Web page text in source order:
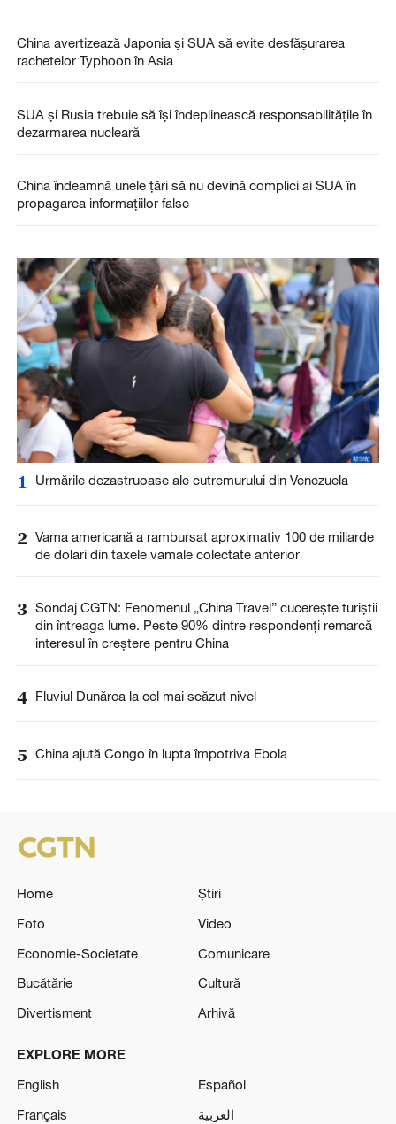
China avertizează Japonia și SUA să evite desfășurarea
rachetelor Typhoon în Asia
SUA şi Rusia trebuie să își îndeplinească responsabilităţile în
dezarmarea nucleară
China îndeamnă unele țări să nu devină complici ai SUA în
propagarea informațiilor false
1 Urmările dezastruoase ale cutremurului din Venezuela
2 Vama americană a rambursat aproximativ 100 de miliarde
de dolari din taxele vamale colectate anterior
3 Sondaj CGTN: Fenomenul „China Travel” cucerește turiștii
din întreaga lume. Peste 90% dintre respondenți remarcă
interesul în creștere pentru China
4 Fluviul Dunărea la cel mai scăzut nivel
5 China ajută Congo în lupta împotriva Ebola
Home
Știri
Foto
Video
Economie-Societate
Comunicare
Bucătărie
Cultură
Divertisment
Arhivă
EXPLORE MORE
English
Español
Français
العربية